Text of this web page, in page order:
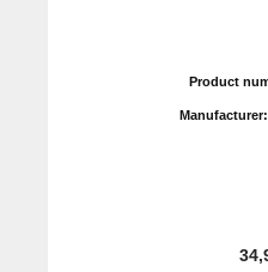
Product
Manufacturer: